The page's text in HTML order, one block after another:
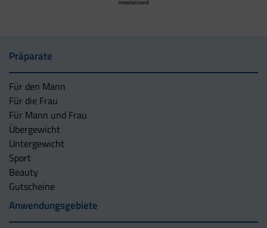
Präparate
Für den Mann
Für die Frau
Für Mann und Frau
Übergewicht
Untergewicht
Sport
Beauty
Gutscheine
Anwendungsgebiete